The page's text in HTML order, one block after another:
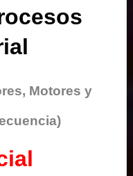
Motores y